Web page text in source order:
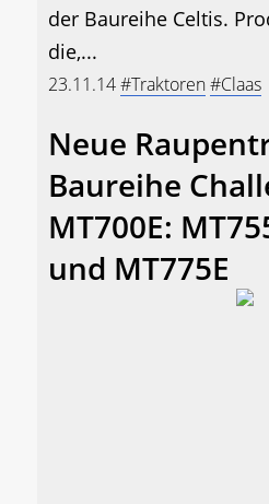
der Baureihe Celtis.
die,...
23.11.14#Traktoren#Claas
Neue
Baureihe
MT700E:
und MT775E